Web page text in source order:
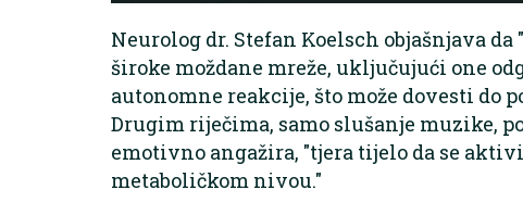
Neurolog dr. Stefan Koelsch objašnjava
široke moždane mreže, uključujući one
autonomne reakcije, što može dovesti do
Drugim riječima, samo slušanje muzike,
emotivno angažira, "tjera tijelo da se
metaboličkom nivou."